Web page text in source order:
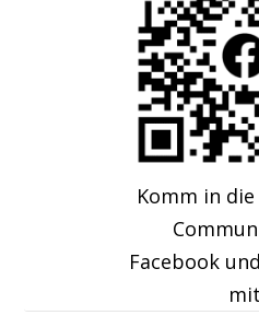
Komm in
Facebook
mit